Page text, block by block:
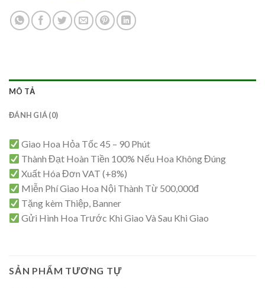
MÔ TẢ
ĐÁNH GIÁ (0)
Giao Hoa Hỏa Tốc 45 – 90 Phút
Thành Đạt Hoàn Tiền 100% Nếu Hoa Không Đúng
Xuất Hóa Đơn VAT (+8%)
Miễn Phí Giao Hoa Nội Thành Từ 500,000đ
Tặng kèm Thiệp, Banner
Gửi Hình Hoa Trước Khi Giao Và Sau Khi Giao
SẢN PHẨM TƯƠNG TỰ